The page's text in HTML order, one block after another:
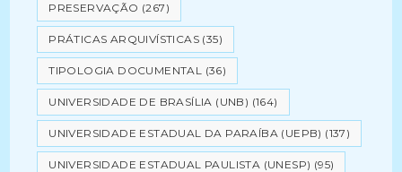
PRESERVAÇÃO (267)
PRÁTICAS ARQUIVÍSTICAS (35)
TIPOLOGIA DOCUMENTAL (36)
UNIVERSIDADE DE BRASÍLIA (UNB) (164)
UNIVERSIDADE ESTADUAL DA PARAÍBA (UEPB) (137)
UNIVERSIDADE ESTADUAL PAULISTA (UNESP) (95)